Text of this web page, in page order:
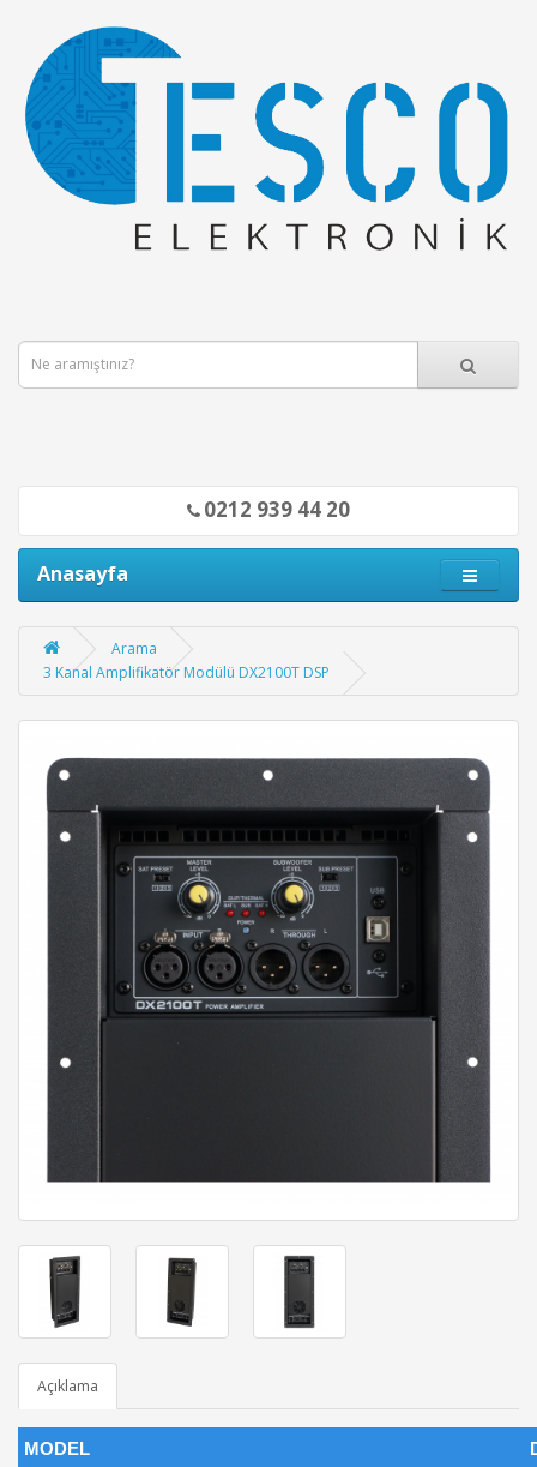
0212 939 44 20
Anasayfa
Arama
3 Kanal Amplifikatör Modülü DX2100T DSP
Açıklama
MODEL